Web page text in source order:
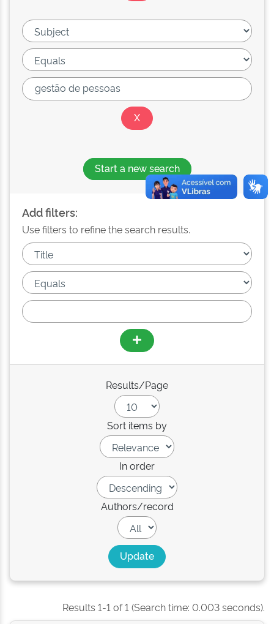
Start a new search
Add filters:
Use filters to refine the search results.
Results/Page
Sort items by
In order
Authors/record
Results 1-1 of 1 (Search time: 0.003 seconds).